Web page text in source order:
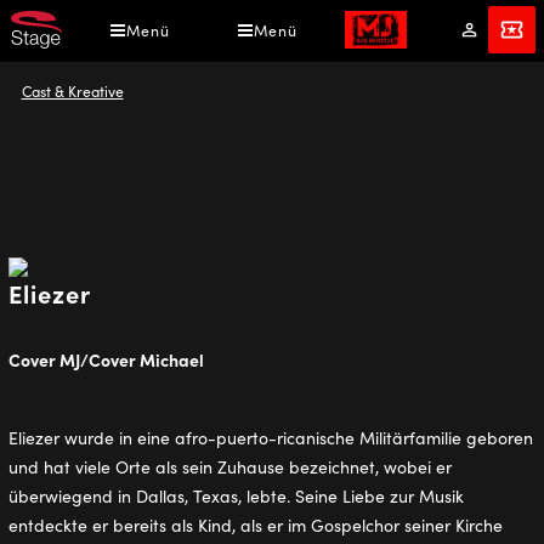
Direkt
zum
Menü Menü
Mein
Konto
Tickets
Pfadnavigation
Cast & Kreative
Eliezer
Cover MJ/Cover Michael
Eliezer wurde in eine afro-puerto-ricanische Militärfamilie geboren
und hat viele Orte als sein Zuhause bezeichnet, wobei er
überwiegend in Dallas, Texas, lebte. Seine Liebe zur Musik
entdeckte er bereits als Kind, als er im Gospelchor seiner Kirche